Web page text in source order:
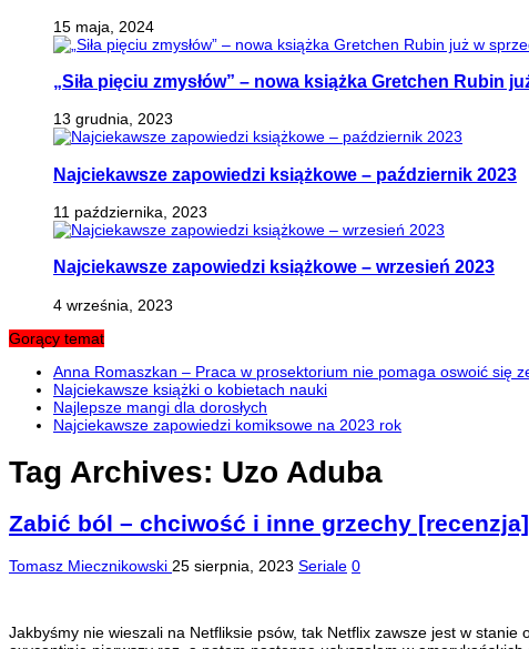
15 maja, 2024
„Siła pięciu zmysłów” – nowa książka Gretchen Rubin
13 grudnia, 2023
Najciekawsze zapowiedzi książkowe – październik 2023
11 października, 2023
Najciekawsze zapowiedzi książkowe – wrzesień 2023
4 września, 2023
Gorący temat
Anna Romaszkan – Praca w prosektorium nie pomaga oswoić się
Najciekawsze książki o kobietach nauki
Najlepsze mangi dla dorosłych
Najciekawsze zapowiedzi komiksowe na 2023 rok
Tag Archives: Uzo Aduba
Zabić ból – chciwość i inne grzechy [recenzja]
Tomasz Miecznikowski 25 sierpnia, 2023 Seriale 0
Jakbyśmy nie wieszali na Netfliksie psów, tak Netflix zawsze jest w